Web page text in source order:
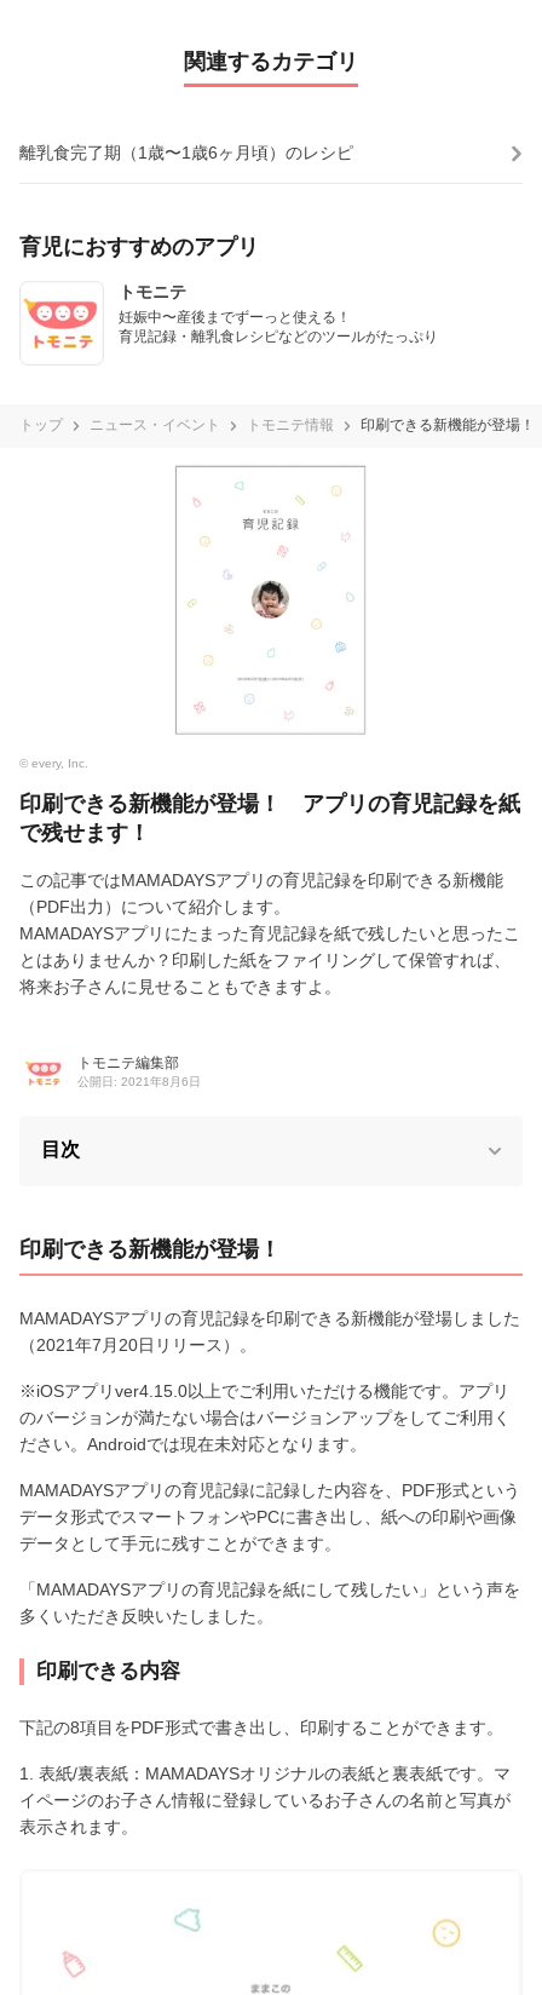
関連するカテゴリ
離乳食完了期（1歳〜1歳6ヶ月頃）のレシピ
育児におすすめのアプリ
トモニテ
妊娠中〜産後までずーっと使える！
育児記録・離乳食レシピなどのツールがたっぷり
トップ ニュース・イベント トモニテ情報 印刷できる新機能が登場
© every, Inc.
印刷できる新機能が登場！ アプリの育児記録を紙
で残せます！
この記事ではMAMADAYSアプリの育児記録を印刷できる新機能
（PDF出力）について紹介します。
MAMADAYSアプリにたまった育児記録を紙で残したいと思ったこ
とはありませんか？印刷した紙をファイリングして保管すれば、
将来お子さんに見せることもできますよ。
トモニテ編集部
公開日: 2021年8月6日
目次
印刷できる新機能が登場！
MAMADAYSアプリの育児記録を印刷できる新機能が登場しました
（2021年7月20日リリース）。
※iOSアプリver4.15.0以上でご利用いただける機能です。アプリ
のバージョンが満たない場合はバージョンアップをしてご利用く
ださい。Androidでは現在未対応となります。
MAMADAYSアプリの育児記録に記録した内容を、PDF形式という
データ形式でスマートフォンやPCに書き出し、紙への印刷や画像
データとして手元に残すことができます。
「MAMADAYSアプリの育児記録を紙にして残したい」という声を
多くいただき反映いたしました。
印刷できる内容
下記の8項目をPDF形式で書き出し、印刷することができます。
1. 表紙/裏表紙：MAMADAYSオリジナルの表紙と裏表紙です。マ
イページのお子さん情報に登録しているお子さんの名前と写真が
表示されます。